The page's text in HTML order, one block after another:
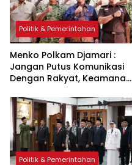
Politik & Pemerintahan
Menko Polkam Djamari :
Jangan Putus Komunikasi
Dengan Rakyat, Keamanan
Politik & Pemerintahan